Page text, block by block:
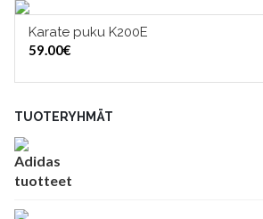
Karate puku K200E
59.00€
TUOTERYHMÄT